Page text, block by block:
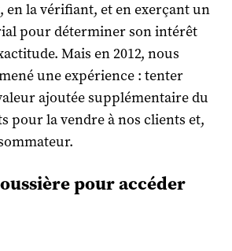
en la vérifiant, et en exerçant un
pour déterminer son intérêt
Mais en 2012, nous
une expérience : tenter
ajoutée supplémentaire du
pour la vendre à nos clients et,
pour accéder